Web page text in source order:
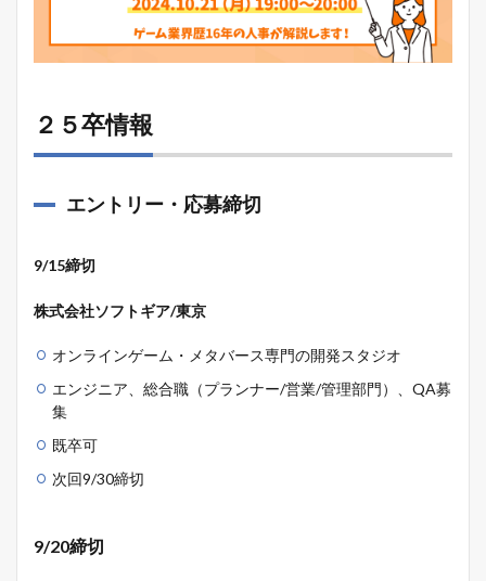
２５卒情報
エントリー・応募締切
9/15締切
株式会社ソフトギア/東京
オンラインゲーム・メタバース専門の開発スタジオ
エンジニア、総合職（プランナー/営業/管理部門）、QA募
集
既卒可
次回9/30締切
9/20締切